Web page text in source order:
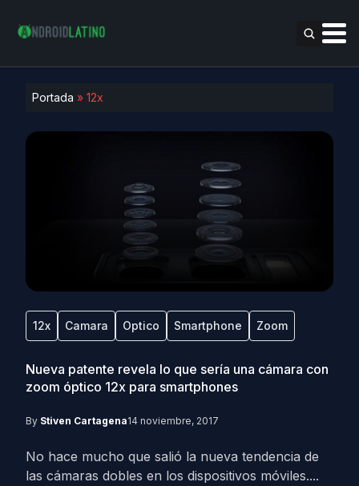
Portada » 12x
12x Camara Optico Smartphone Zoom
Nueva patente revela lo que sería una cámara con
zoom óptico 12x para smartphones
By Stiven Cartagena14 noviembre, 2017
No hace mucho que salió la nueva tendencia de
las cámaras dobles en los dispositivos móviles....